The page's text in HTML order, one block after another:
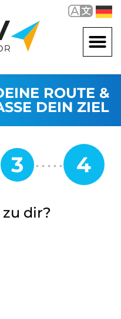
ROUTE &
DEIN ZIEL
zu dir?